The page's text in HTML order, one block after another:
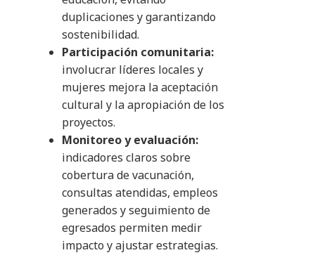
duplicaciones y garantizando
sostenibilidad.
Participación comunitaria:
involucrar líderes locales y
mujeres mejora la aceptación
cultural y la apropiación de los
proyectos.
Monitoreo y evaluación:
indicadores claros sobre
cobertura de vacunación,
consultas atendidas, empleos
generados y seguimiento de
egresados permiten medir
impacto y ajustar estrategias.